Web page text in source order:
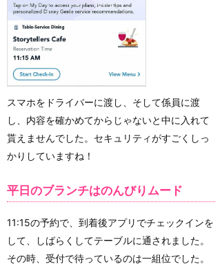
スマホをドライバーに渡し、そして係員に渡
し、内容を確かめてからじゃないと中に入れて
貰えませんでした。セキュリティがすごくしっ
かりしていますね！
平日のブランチはのんびりムード
11:15の予約で、到着後アプリでチェックインを
して、しばらくしてテーブルに通されました。
その時、受付で待っているのは一組位でした。